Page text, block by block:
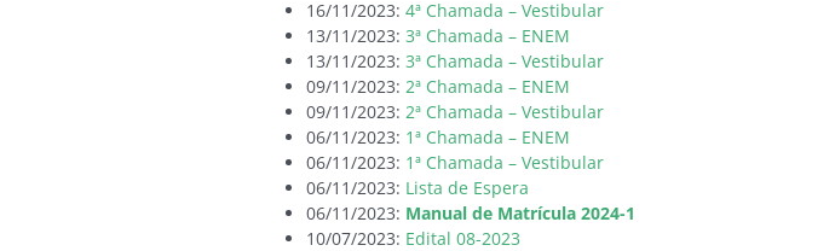
16/11/2023: 4ª Chamada – Vestibular
13/11/2023: 3ª Chamada – ENEM
13/11/2023: 3ª Chamada – Vestibular
09/11/2023: 2ª Chamada – ENEM
09/11/2023: 2ª Chamada – Vestibular
06/11/2023: 1ª Chamada – ENEM
06/11/2023: 1ª Chamada – Vestibular
06/11/2023: Lista de Espera
06/11/2023: Manual de Matrícula 2024-1
10/07/2023: Edital 08-2023